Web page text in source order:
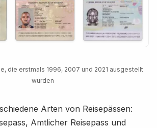
die erstmals 1996, 2007 und 2021 ausgestellt
wurden
Arten von Reisepässen:
Amtlicher Reisepass und